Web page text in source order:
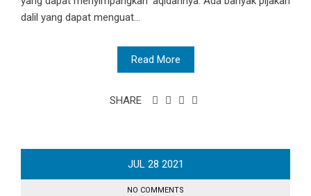
dalil yang dapat menguat...
Read More
SHARE
JUL 28 2021
NO COMMENTS